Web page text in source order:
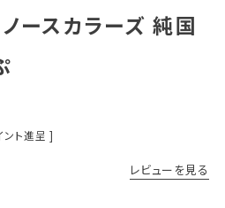
スカラーズ 純国
ント進呈 ]
レビューを見る